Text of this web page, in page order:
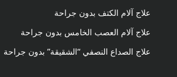
علاج آلام الكتف بدون جراحة
علاج آلام العصب الخامس بدون جراحة
علاج الصداع النصفي “الشقيقة” بدون جراحة